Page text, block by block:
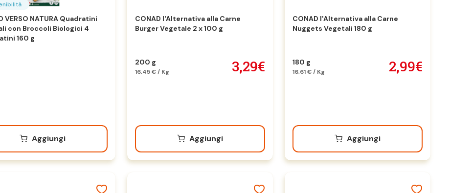
VERSO NATURA Quadratini
con Broccoli Biologici 4
160 g
Aggiungi
CONAD l'Alternativa alla Carne
Burger Vegetale 2 x 100 g
200 g
16,45 € / Kg 3,29€
Aggiungi
CONAD l'Alternativa alla Carne
Nuggets Vegetali 180 g
180 g
16,61 € / Kg 2,99€
Aggiungi